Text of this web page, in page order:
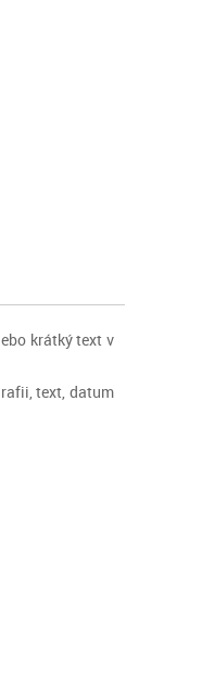
krátký text v
text, datum